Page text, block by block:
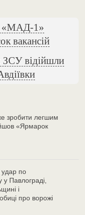
1»
вакансій
ЗСУ відійшли
зробити легшим
«Ярмарок
удар по
у Павлограді,
і
про ворожі